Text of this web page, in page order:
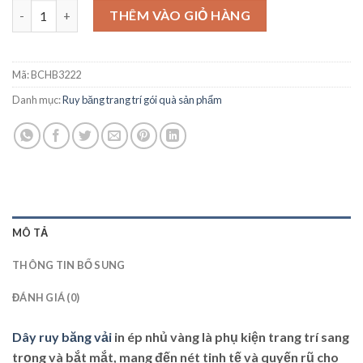
Ruy Băng Vải In Ép Nhủ 1cm- 4cm số lượng
THÊM VÀO GIỎ HÀNG
Mã:BCHB3222
Danh mục:Ruy băng trang trí gói quà sản phẩm
MÔ TẢ
THÔNG TIN BỔ SUNG
ĐÁNH GIÁ (0)
Dây ruy băng vải in ép nhủ vàng là phụ kiện trang trí sang
trọng và bắt mắt, mang đến nét tinh tế và quyến rũ cho